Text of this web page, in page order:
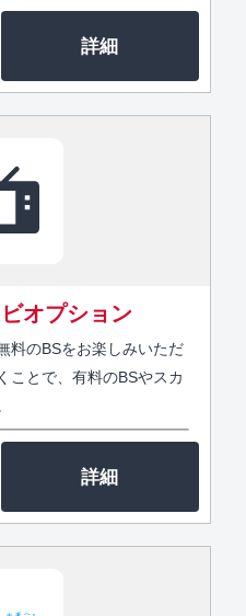
オプション
料のBSをお楽しみいただ
ことで、有料のBSやスカ